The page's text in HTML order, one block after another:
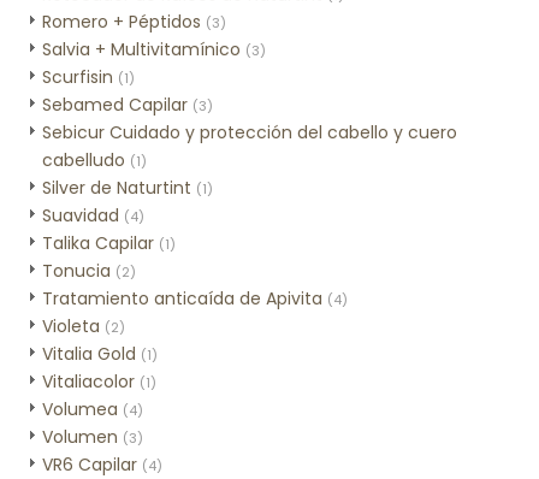
Romero + Péptidos (3)
Salvia + Multivitamínico (3)
Scurfisin (1)
Sebamed Capilar (3)
Sebicur Cuidado y protección del cabello y cuero
cabelludo (1)
Silver de Naturtint (1)
Suavidad (4)
Talika Capilar (1)
Tonucia (2)
Tratamiento anticaída de Apivita (4)
Violeta (2)
Vitalia Gold (1)
Vitaliacolor (1)
Volumea (4)
Volumen (3)
VR6 Capilar (4)